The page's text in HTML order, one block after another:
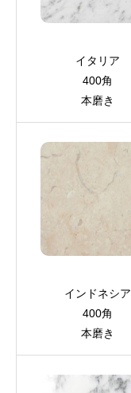
イタリア
400角
本磨き
インドネシア
400角
本磨き